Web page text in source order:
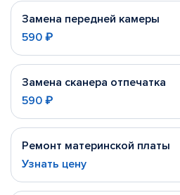
Замена передней камеры
590 ₽
Замена сканера отпечатка
590 ₽
Ремонт материнской платы
Узнать цену